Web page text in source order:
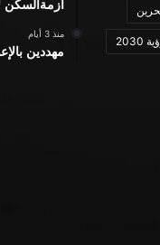
2030
أزمةالسكن
منذ 3 أيام
مهددين